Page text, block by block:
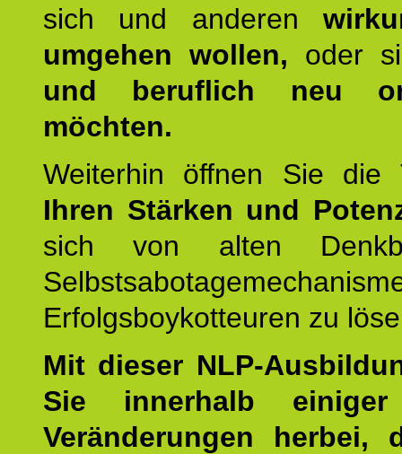
sich und anderen
umgehen wollen, oder
und beruflich neu
möchten.
Weiterhin öffnen Sie
Ihren Stärken und
sich von alten
Erfolgsboykotteuren zu
Mit dieser NLP-
Sie innerhalb einiger
Veränderungen herbei,